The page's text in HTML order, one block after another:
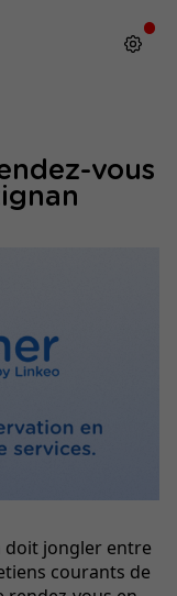
vous
doit jongler entre
courants de